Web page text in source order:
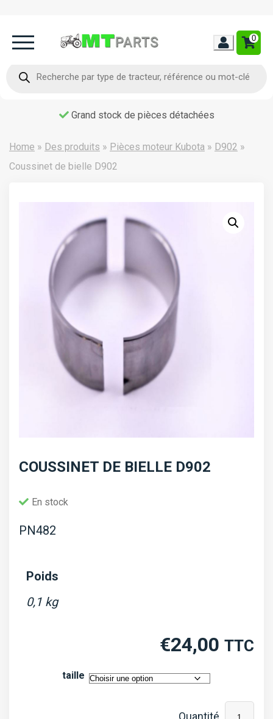
0
produits
Grand stock de pièces détachées
Home » Des produits » Pièces moteur Kubota » D902 »
Coussinet de bielle D902
COUSSINET DE BIELLE D902
En stock
PN482
Poids
0,1 kg
€24,00 TTC
taille